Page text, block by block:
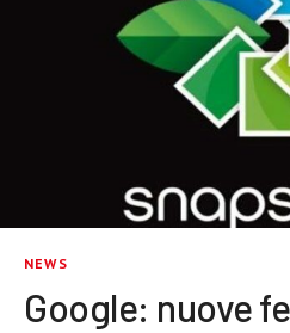
NEWS
Google: nuove